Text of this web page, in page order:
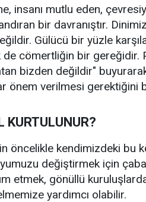
insanı mutlu eden,
bir davranıştır.
Gülücü bir yüzle
de cömertliğin bir gereğidir.
bizden değildir"
önem verilmesi gerektiğini
KURTULUNUR?
öncelikle kendimizdeki bu
değiştirmek için
etmek, gönüllü
yardımcı olabilir.